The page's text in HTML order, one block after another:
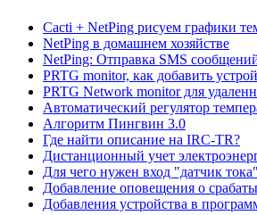
Cacti + NetPing рисуем графики
NetPing в домашнем хозяйстве
NetPing: Отправка SMS
PRTG monitor, как добавить
PRTG Network monitor для
Автоматический регулятор
Алгоритм Пингвин 3.0
Где найти описание на IRC-TR?
Дистанционный учет
Для чего нужен вход "датчик
Добавление оповещения о
Добавления устройства в